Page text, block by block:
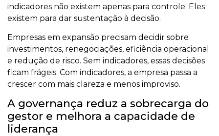
indicadores não existem apenas para controle. Eles
existem para dar sustentação à decisão.
Empresas em expansão precisam decidir sobre
investimentos, renegociações, eficiência operacional
e redução de risco. Sem indicadores, essas decisões
ficam frágeis. Com indicadores, a empresa passa a
crescer com mais clareza e menos improviso.
A governança reduz a sobrecarga do
gestor e melhora a capacidade de
liderança